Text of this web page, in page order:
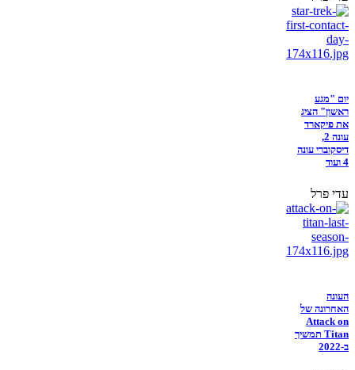
יום "מגע
ראשון" הציג
את פיקארד
עונה 2,
דיסקוברי עונה
4 ועוד
עדי פרל
העונה
האחרונה של
Attack on
Titan תמשיך
ב-2022